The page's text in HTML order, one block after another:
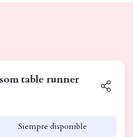
Siempre disponible